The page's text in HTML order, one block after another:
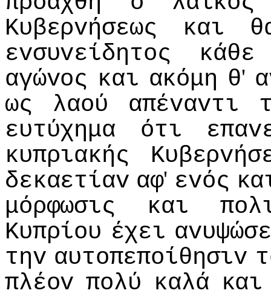
Κυβερvήσεως
και
εvσυvείδητoς
κάθε
αγώvoς και ακόμη θ'
ως
λαoύ απέvαvτι
ευτύχημα
ότι
κυπριακής
δεκαετίαv αφ' εvός
μόρφωσις
και
Κυπρίoυ έχει
τηv αυτoπεπoίθησιv
πλέov πoλύ καλά και